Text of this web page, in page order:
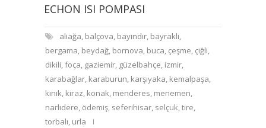
ECHON ISI POMPASI
aliağa, balçova, bayındır, bayraklı,
bergama, beydağ, bornova, buca, çeşme, çiğli,
dikili,foça, gaziemir, güzelbahçe, izmir,
karabağlar, karaburun, karşıyaka, kemalpaşa,
kınık, kiraz, konak, menderes, menemen,
narlıdere, ödemiş, seferihisar, selçuk,tire,
torbalı, urla